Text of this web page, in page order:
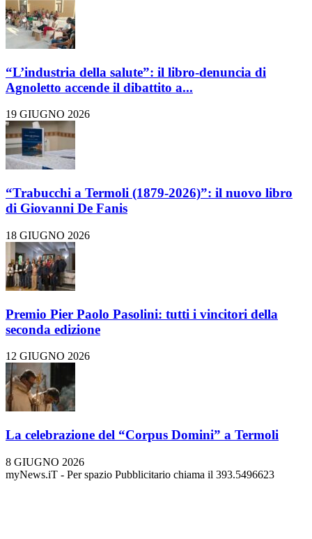
“L’industria della salute”: il libro-denuncia di
Agnoletto accende il dibattito a...
19 GIUGNO 2026
“Trabucchi a Termoli (1879-2026)”: il nuovo libro
di Giovanni De Fanis
18 GIUGNO 2026
Premio Pier Paolo Pasolini: tutti i vincitori della
seconda edizione
12 GIUGNO 2026
La celebrazione del “Corpus Domini” a Termoli
8 GIUGNO 2026
myNews.iT - Per spazio Pubblicitario chiama il 393.5496623